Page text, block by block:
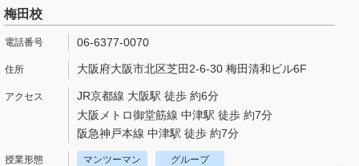
梅田校
06-6377-0070
大阪府大阪市北区芝田2-6-30 梅田清和ビル6F
JR京都線 大阪駅 徒歩 約6分
大阪メトロ御堂筋線 中津駅 徒歩 約7分
阪急神戸本線 中津駅 徒歩 約7分
マンツーマン グループ